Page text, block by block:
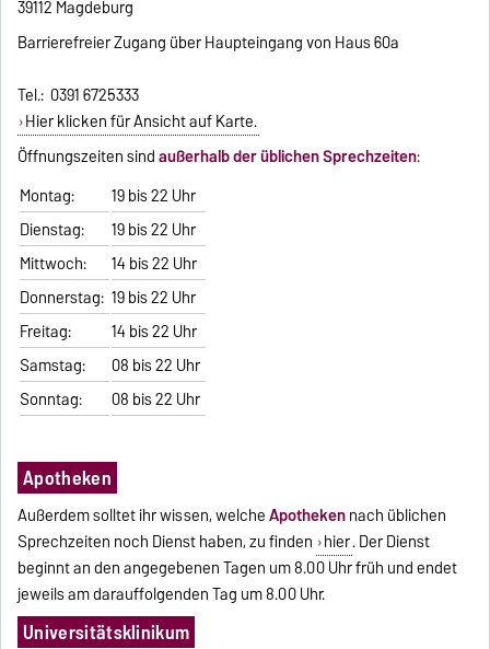
39112 Magdeburg
Barrierefreier Zugang über Haupteingang von Haus 60a
Tel.: 0391 6725333
Hier klicken für Ansicht auf Karte.
Öffnungszeiten sindaußerhalb der üblichen Sprechzeiten:
Montag:
19 bis 22 Uhr
Dienstag:
19 bis 22 Uhr
Mittwoch:
14 bis 22 Uhr
Donnerstag: 19 bis 22 Uhr
Freitag:
14 bis 22 Uhr
Samstag:
08 bis 22 Uhr
Sonntag:
08 bis 22 Uhr
Apotheken
Außerdem solltet ihr wissen, welcheApothekennach üblichen
Sprechzeiten noch Dienst haben, zu finden hier. Der Dienst
beginnt an den angegebenen Tagen um 8.00 Uhr früh und endet
jeweils am darauffolgenden Tag um 8.00 Uhr.
Universitätsklinikum